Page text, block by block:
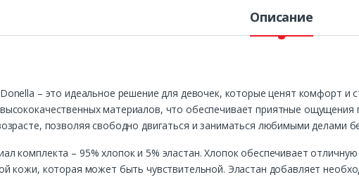
Описание
– это идеальное решение для девочек, которые ценят комфорт и
материалов, что обеспечивает приятные ощущения
позволяя свободно двигаться и заниматься любимыми делами
комплекта – 95% хлопок и 5% эластан. Хлопок обеспечивает
кожи, которая может быть чувствительной. Эластан добавляет